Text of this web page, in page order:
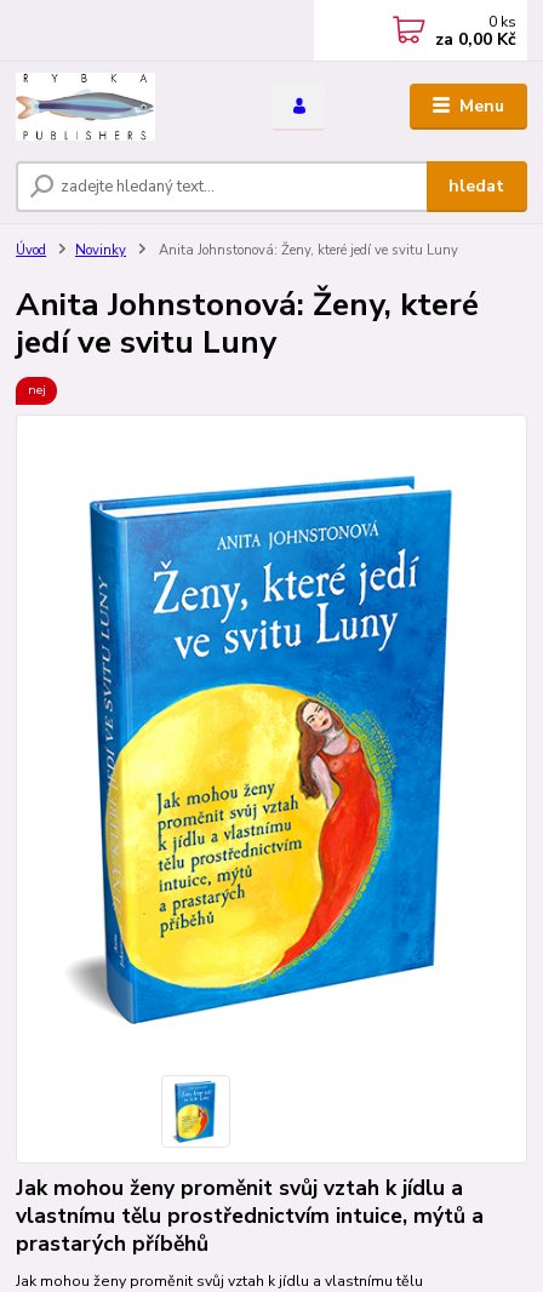
Menu
hledat
0 ks
za 0,00 Kč
Úvod Novinky Anita Johnstonová: Ženy, které jedí ve svitu Luny
Anita Johnstonová: Ženy, které
jedí ve svitu Luny
nej
Jak mohou ženy proměnit svůj vztah k jídlu a
vlastnímu tělu prostřednictvím intuice, mýtů a
prastarých příběhů
Jak mohou ženy proměnit svůj vztah k jídlu a vlastnímu tělu